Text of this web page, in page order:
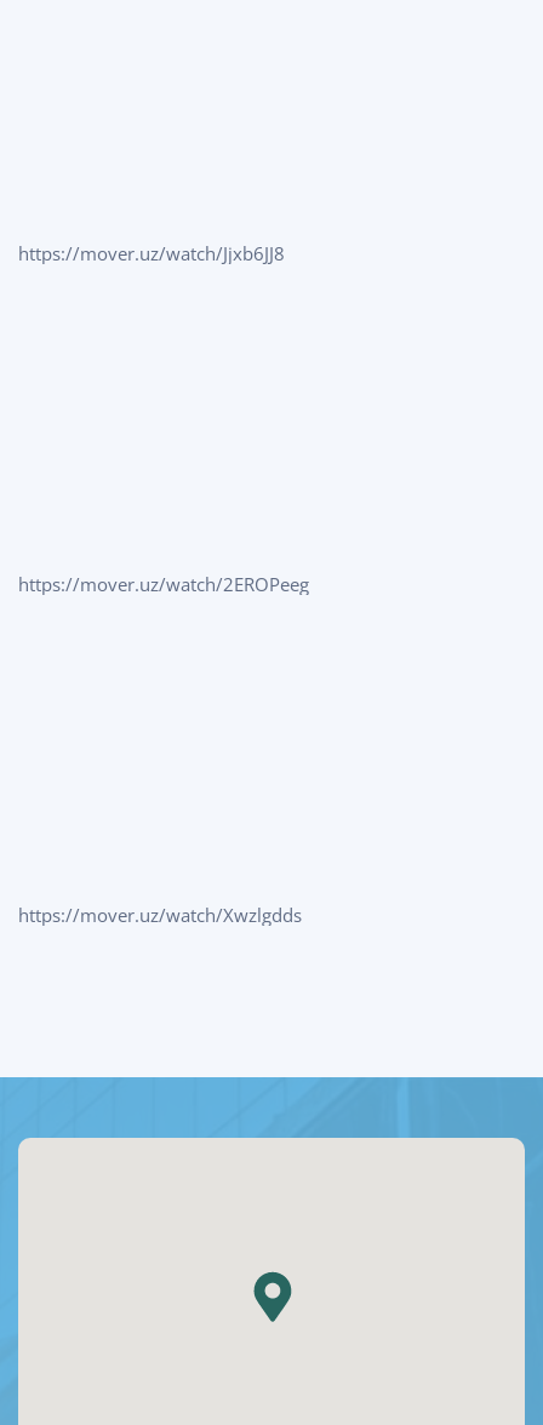
https://mover.uz/watch/Jjxb6JJ8
https://mover.uz/watch/2EROPeeg
https://mover.uz/watch/Xwzlgdds